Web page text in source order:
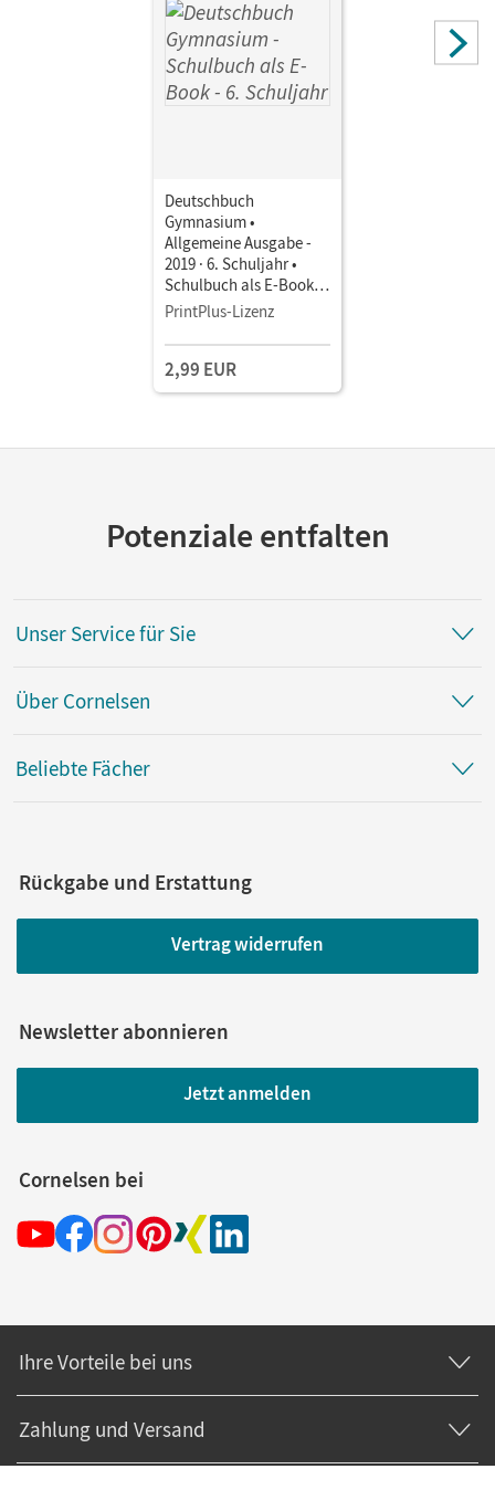
Deutschbuch
Gymnasium •
Allgemeine Ausgabe -
2019 · 6. Schuljahr •
Schulbuch als E-Book
Mit Medien
PrintPlus-Lizenz
2,99 EUR
Potenziale entfalten
Unser Service für Sie
Über Cornelsen
Beliebte Fächer
Rückgabe und Erstattung
Vertrag widerrufen
Newsletter abonnieren
Jetzt anmelden
Cornelsen bei
Ihre Vorteile bei uns
Zahlung und Versand